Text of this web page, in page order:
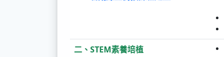
二、STEM素養培植